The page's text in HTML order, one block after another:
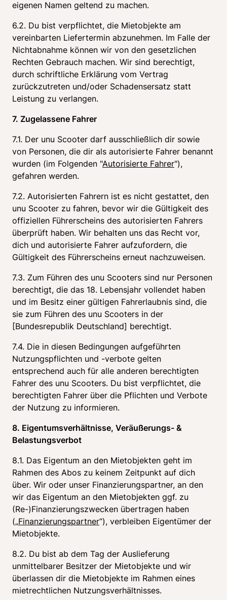
eigenen Namen geltend zu machen.
6.2. Du bist verpflichtet, die Mietobjekte am
vereinbarten Liefertermin abzunehmen. Im Falle der
Nichtabnahme können wir von den gesetzlichen
Rechten Gebrauch machen. Wir sind berechtigt,
durch schriftliche Erklärung vom Vertrag
zurückzutreten und/oder Schadensersatz statt
Leistung zu verlangen.
7. Zugelassene Fahrer
7.1. Der unu Scooter darf ausschließlich dir sowie
von Personen, die dir als autorisierte Fahrer benannt
wurden (im Folgenden "Autorisierte Fahrer"),
gefahren werden.
7.2. Autorisierten Fahrern ist es nicht gestattet, den
unu Scooter zu fahren, bevor wir die Gültigkeit des
offiziellen Führerscheins des autorisierten Fahrers
überprüft haben. Wir behalten uns das Recht vor,
dich und autorisierte Fahrer aufzufordern, die
Gültigkeit des Führerscheins erneut nachzuweisen.
7.3. Zum Führen des unu Scooters sind nur Personen
berechtigt, die das 18. Lebensjahr vollendet haben
und im Besitz einer gültigen Fahrerlaubnis sind, die
sie zum Führen des unu Scooters in der
[Bundesrepublik Deutschland] berechtigt.
7.4. Die in diesen Bedingungen aufgeführten
Nutzungspflichten und -verbote gelten
entsprechend auch für alle anderen berechtigten
Fahrer des unu Scooters. Du bist verpflichtet, die
berechtigten Fahrer über die Pflichten und Verbote
der Nutzung zu informieren.
8. Eigentumsverhältnisse, Veräußerungs- &
Belastungsverbot
8.1. Das Eigentum an den Mietobjekten geht im
Rahmen des Abos zu keinem Zeitpunkt auf dich
über. Wir oder unser Finanzierungspartner, an den
wir das Eigentum an den Mietobjekten ggf. zu
(Re-)Finanzierungszwecken übertragen haben
(„Finanzierungspartner“), verbleiben Eigentümer der
Mietobjekte.
8.2. Du bist ab dem Tag der Auslieferung
unmittelbarer Besitzer der Mietobjekte und wir
überlassen dir die Mietobjekte im Rahmen eines
mietrechtlichen Nutzungsverhältnisses.